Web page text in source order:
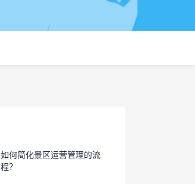
如何简化景区运营管理的流
程？